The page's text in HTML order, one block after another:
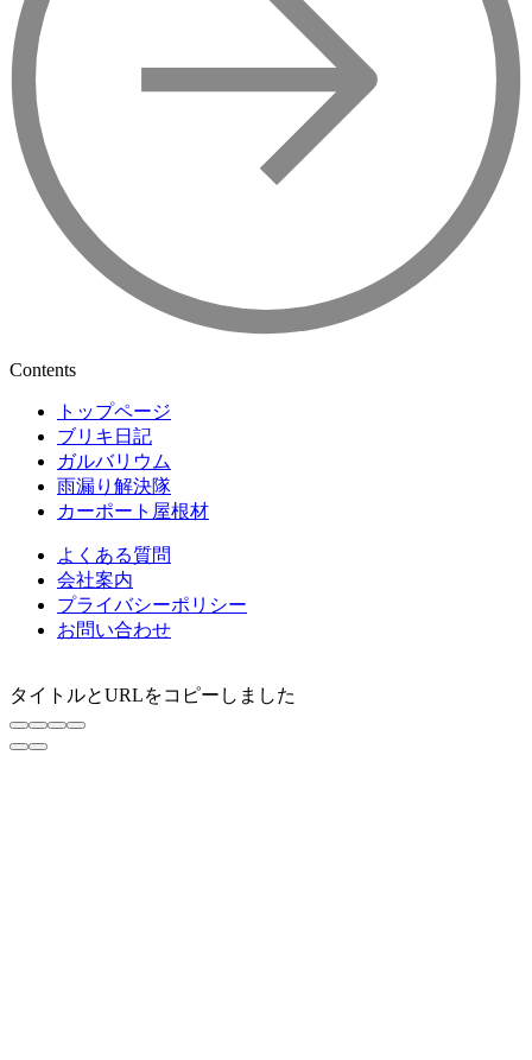
Contents
トップページ
ブリキ日記
ガルバリウム
雨漏り解決隊
カーポート屋根材
よくある質問
会社案内
プライバシーポリシー
お問い合わせ
タイトルとURLをコピーしました